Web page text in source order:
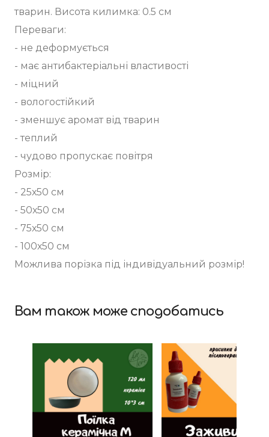
тварин. Висота килимка: 0.5 см
Переваги:
- не деформується
- має антибактеріальні властивості
- міцний
- вологостійкий
- зменшує аромат від тварин
- теплий
- чудово пропускає повітря
Розмір:
- 25х50 см
- 50х50 см
- 75х50 см
- 100х50 см
Можлива порізка під індивідуальний розмір!
Вам також може сподобатись